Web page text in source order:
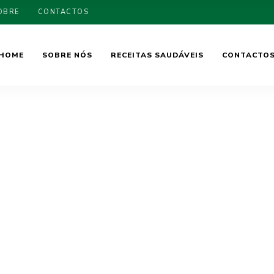
CONTACTOS
SOBRE NÓS RECEITAS SAUDÁVEIS